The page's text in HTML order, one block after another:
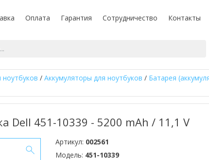
Оплата Гарантия Сотрудничество Контакты
ноутбуков / Аккумуляторы для ноутбуков / Батарея
Dell 451-10339 - 5200 mAh / 11,1 V
Артикул: 002561
Модель: 451-10339